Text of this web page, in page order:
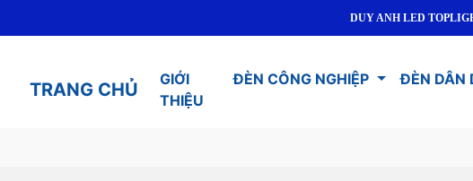
DUY ANH LED TOPLIGHT - CUNG
TRANG CHỦ
GIỚI
THIỆU
ĐÈN CÔNG NGHIỆP ĐÈN DÂN